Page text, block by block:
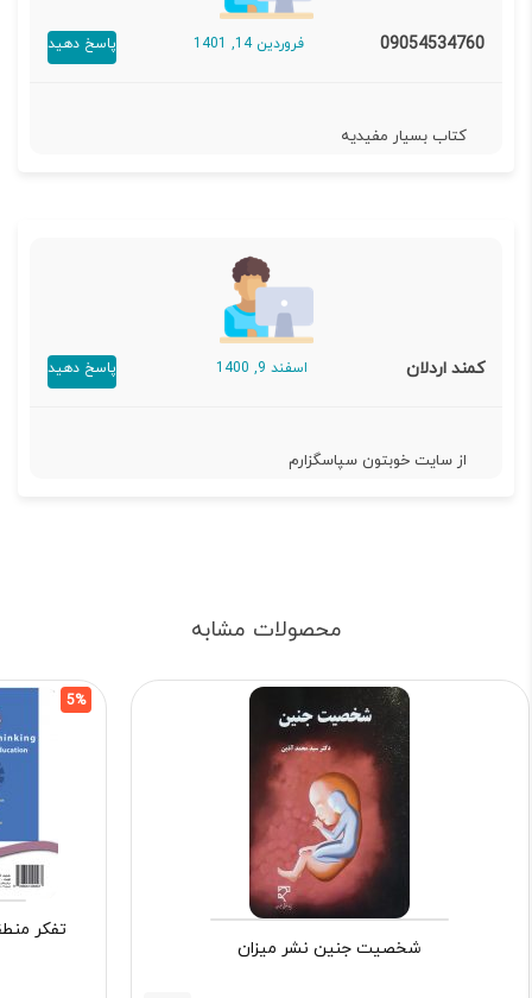
09054534760 فروردین 14, 1401 پاسخ دهید
کتاب بسیار مفیدیه
کمند اردلان اسفند 9, 1400 پاسخ دهید
از سایت خوبتون سپاسگزارم
محصولات مشابه
شخصیت جنین نشر میزان
5%
تفکر